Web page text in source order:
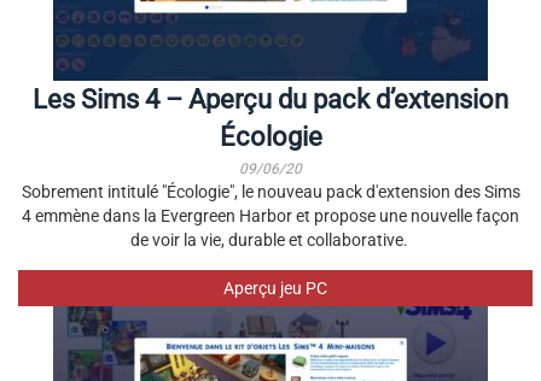
Les Sims 4 – Aperçu du pack d’extension
Écologie
09/06/20
Sobrement intitulé "Écologie", le nouveau pack d'extension des Sims
4 emmène dans la Evergreen Harbor et propose une nouvelle façon
de voir la vie, durable et collaborative.
Aperçu jeu PC